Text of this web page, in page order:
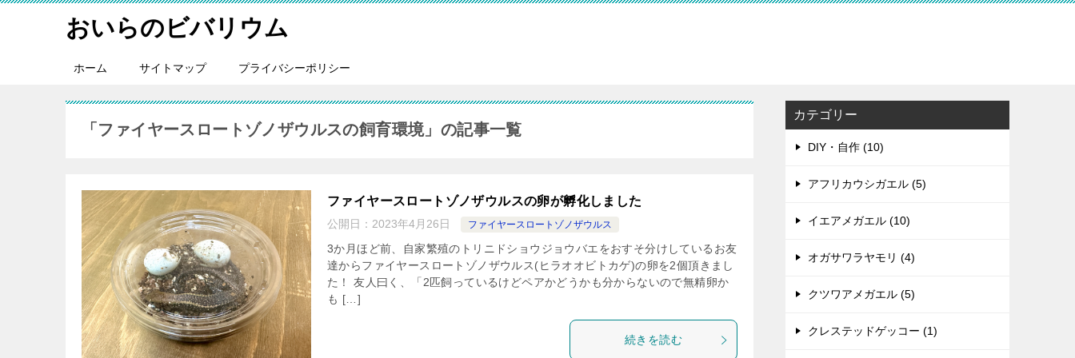
おいらのビバリウム
ホーム サイトマップ プライバシーポリシー
「ファイヤースロートゾノザウルスの飼育環境」の記事一覧
ファイヤースロートゾノザウルスの卵が孵化しました
公開日： 2023年4月26日 ファイヤースロートゾノザウルス
3か月ほど前、自家繁殖のトリニドショウジョウバエをおすそ分けしているお友
達からファイヤースロートゾノザウルス(ヒラオオビトカゲ)の卵を2個頂きまし
た！ 友人曰く、「2匹飼っているけどペアかどうかも分からないので無精卵か
も […]
続きを読む
カテゴリー
DIY・自作 (10)
アフリカウシガエル (5)
イエアメガエル (10)
オガサワラヤモリ (4)
クツワアメガエル (5)
クレステッドゲッコー (1)